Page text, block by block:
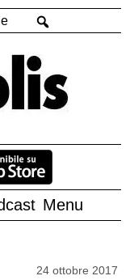
Menu
24 ottobre 2017